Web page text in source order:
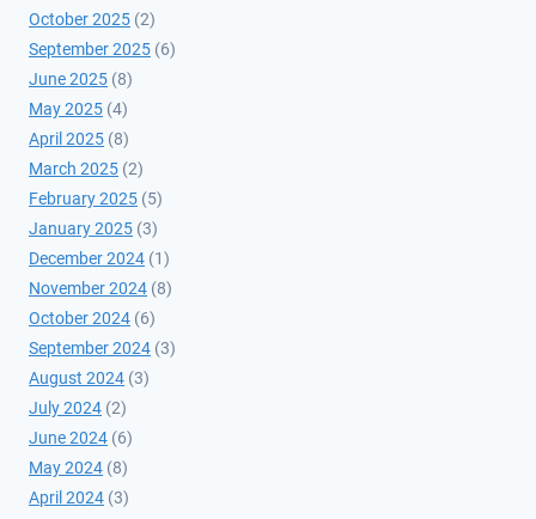
October 2025 (2)
September 2025 (6)
June 2025 (8)
May 2025 (4)
April 2025 (8)
March 2025 (2)
February 2025 (5)
January 2025 (3)
December 2024 (1)
November 2024 (8)
October 2024 (6)
September 2024 (3)
August 2024 (3)
July 2024 (2)
June 2024 (6)
May 2024 (8)
April 2024 (3)